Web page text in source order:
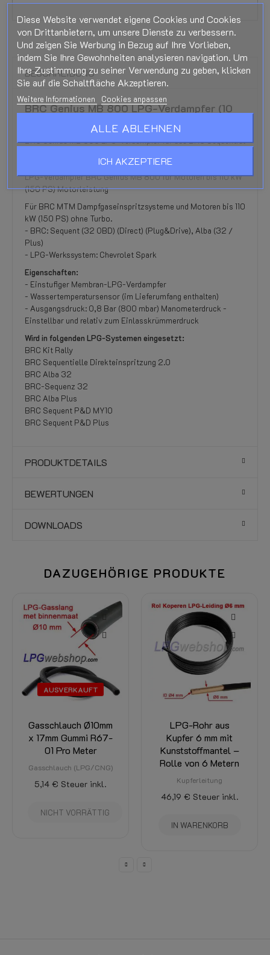
BESCHREIBUNG
BRC Genius MB 800 LPG-Verdampfer (10
BRC Genius MB 800 LPG-Verdampfer für das BRC Sequential
Der Verdampfer wird ohne Gasventil geliefert.
LPG-Verdampfer BRC Genius MB 800 für Motoren bis 110 kW
(150 PS) Motorleistung
Für BRC MTM Dampfgaseinspritzsysteme und Motoren bis 110
kW (150 PS) ohne Turbo.
- BRC: Sequent (32 OBD) (Direct) (Plug&Drive), Alba (32 /
Plus)
- LPG-Werkssystem: Chevrolet Spark
Eigenschaften:
- Einstufiger Membran-LPG-Verdampfer
- Wassertemperatursensor (im Lieferumfang enthalten)
- Ausgangsdruck: 0,8 Bar (800 mbar) Manometerdruck -
Einstellbar und relativ zum Einlasskrümmerdruck
Wird in folgenden LPG-Systemen eingesetzt:
BRC Kit Rally
BRC Sequentielle Direkteinspritzung 2.0
BRC Alba 32
BRC-Sequenz 32
BRC Alba Plus
BRC Sequent P&D MY10
BRC Sequent P&D Plus
PRODUKTDETAILS
BEWERTUNGEN
DOWNLOADS
DAZUGEHÖRIGE PRODUKTE
AUSVERKAUFT
Gasschlauch Ø10mm
x 17mm Gummi R67-
01 Pro Meter
Gasschlauch (LPG/CNG)
Steuer inkl.
NICHT VORRÄTTIG
LPG-Rohr aus
Kupfer 6 mm mit
Kunststoffmantel –
Rolle von 6 Metern
Kupferleitung
46,19 € Steuer inkl.
IN WARENKORB
Diese Website verwendet eigene Cookies und Cookies
von Drittanbietern, um unsere Dienste zu verbessern.
Und zeigen Sie Werbung in Bezug auf Ihre Vorlieben,
indem Sie Ihre Gewohnheiten analysieren navigation. Um
Ihre Zustimmung zu seiner Verwendung zu geben, klicken
Sie auf die Schaltfläche Akzeptieren.
Weitere Informationen Cookies anpassen
ALLE ABLEHNEN
ICH AKZEPTIERE